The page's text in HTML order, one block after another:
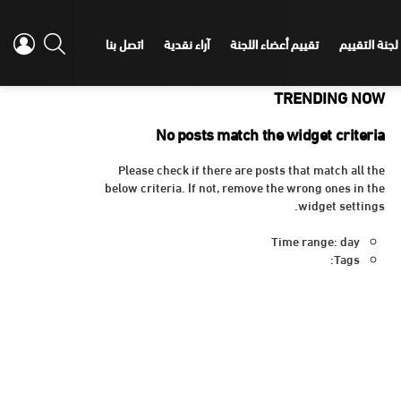
التقييم تقييم أعضاء اللجنة آراء نقدية اتصل بنا SEARCH
TRENDING NOW
No posts match the widget criteria
Please check if there are posts that match all the
below criteria. If not, remove the wrong ones in the
widget settings.
Time range: day
Tags: